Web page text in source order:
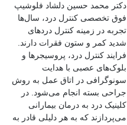
دکتر محمد حسین دلشاد فلوشیپ
فوق تخصصی کنترل درد، سال‌ها
تجربه در زمینه کنترل دردهای
شدید کمر و ستون فقرات دارند.
فرایند کنترل درد، پروسیجرها و
بلوک‌های عصبی با هدایت
سونوگرافی در اتاق عمل به روش
جراحی بسته انجام می‌شود. در
کلینیک درد به درمان‌ بیمارانی
می‌پردازند که به هر دلیلی قادر به